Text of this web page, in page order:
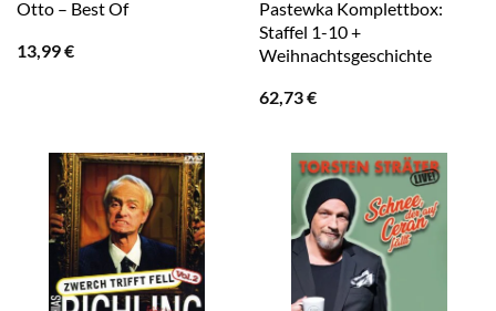
Otto – Best Of
13,99€
Pastewka Komplettbox:
Staffel 1-10 +
Weihnachtsgeschichte
62,73€